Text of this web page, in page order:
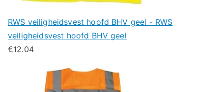
RWS veiligheidsvest hoofd BHV geel - RWS
veiligheidsvest hoofd BHV geel
€12.04